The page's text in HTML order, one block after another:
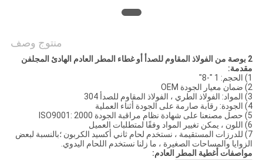
منتوج وصف
2 بوصة من الفولاذ المقاوم للصدأ أو غطاء المطر العادم الهادئ المجلفن
مقدمة:
1) الحجم: 1 "-8"
2) ضمان معيار الجودة OEM
3) المواد: الفولاذ الطري ، الفولاذ المقاوم للصدأ 304
4) الجودة: رقابة صارمة على الجودة أثناء العملية
5) حصل مصنعنا على شهادة نظام مراقبة الجودة ISO9001: 2000
6) اللون ، يمكن تغيير المواد وفقًا لمتطلبات العميل
7) للدرزات المستقيمة ، نستخدم لحام ثاني أكسيد الكربون ؛بالنسبة لبعض
الزوايا والمساحات الصغيرة ، ما زلنا نستخدم اللحام اليدوي.
مواصفات أغطية المطر العادم: